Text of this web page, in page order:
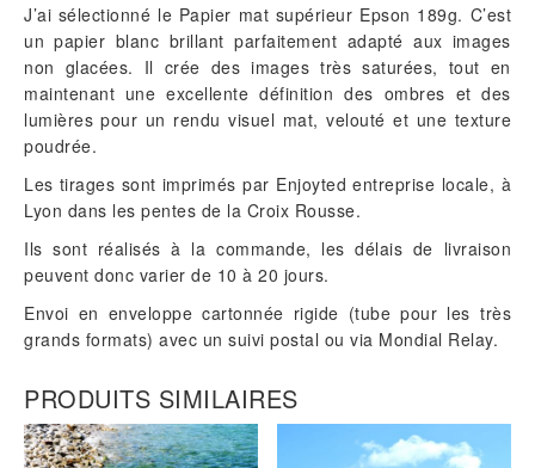
J’ai sélectionné le Papier mat supérieur Epson 189g. C’est
un papier blanc brillant parfaitement adapté aux images
non glacées. Il crée des images très saturées, tout en
maintenant une excellente définition des ombres et des
lumières pour un rendu visuel mat, velouté et une texture
poudrée.
Les tirages sont imprimés par Enjoyted entreprise locale, à
Lyon dans les pentes de la Croix Rousse.
Ils sont réalisés à la commande, les délais de livraison
peuvent donc varier de 10 à 20 jours.
Envoi en enveloppe cartonnée rigide (tube pour les très
grands formats) avec un suivi postal ou via Mondial Relay.
PRODUITS SIMILAIRES